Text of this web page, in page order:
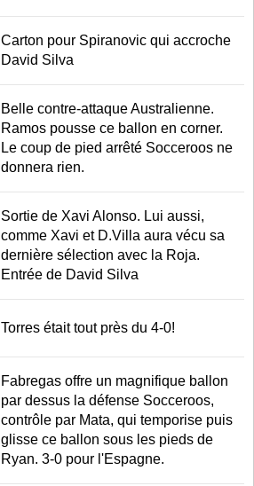
Carton pour Spiranovic qui accroche
David Silva
Belle contre-attaque Australienne.
Ramos pousse ce ballon en corner.
Le coup de pied arrêté Socceroos ne
donnera rien.
Sortie de Xavi Alonso. Lui aussi,
comme Xavi et D.Villa aura vécu sa
dernière sélection avec la Roja.
Entrée de David Silva
Torres était tout près du 4-0!
Fabregas offre un magnifique ballon
par dessus la défense Socceroos,
contrôle par Mata, qui temporise puis
glisse ce ballon sous les pieds de
Ryan. 3-0 pour l'Espagne.